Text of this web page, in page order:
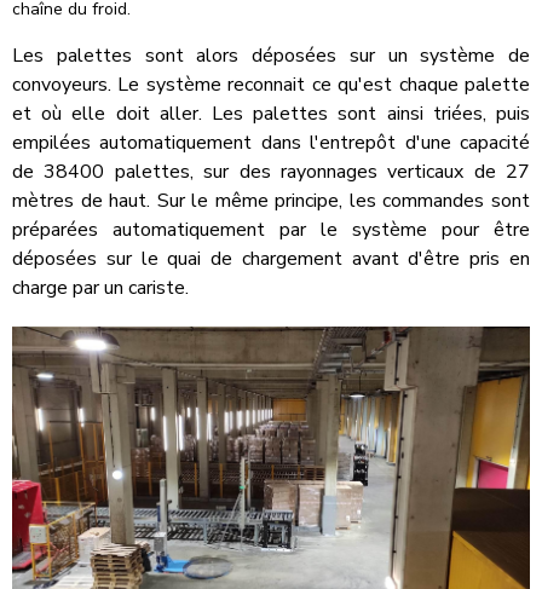
chaîne du froid.
Les palettes sont alors déposées sur un système de
convoyeurs. Le système reconnait ce qu'est chaque palette
et où elle doit aller. Les palettes sont ainsi triées, puis
empilées automatiquement dans l'entrepôt d'une capacité
de38400 palettes,sur des rayonnages verticaux de 27
mètres de haut. Sur le même principe, les commandes sont
préparées automatiquement par le système pour être
déposées sur le quai de chargement avant d'être pris en
charge par un cariste.